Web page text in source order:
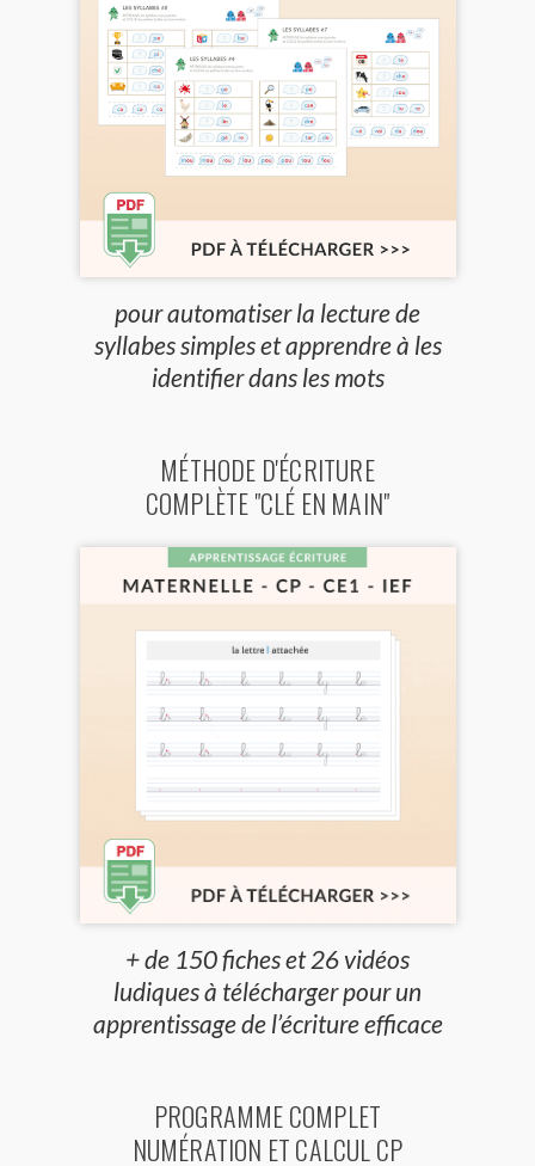
pour automatiser la lecture de
syllabes simples et apprendre à les
identifier dans les mots
MÉTHODE D'ÉCRITURE
COMPLÈTE "CLÉ EN MAIN"
+ de 150 fiches et 26 vidéos
ludiques à télécharger pour un
apprentissage de l’écriture efficace
PROGRAMME COMPLET
NUMÉRATION ET CALCUL CP